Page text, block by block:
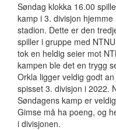
Søndag klokka 16.00
kamp i 3. divisjon
stadion. Dette er den
spiller i gruppe med
tok en heldig seier mot
kampen ble det en trygg
Orkla ligger veldig godt
spisset 3. divisjon i 2022.
Søndagens kamp er
Gimse må ha poeng, og
i divisjonen.